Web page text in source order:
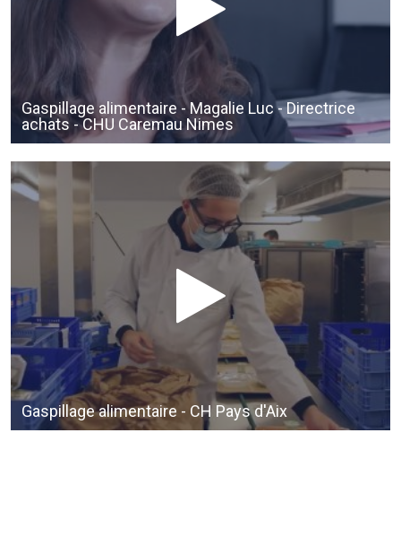
Gaspillage alimentaire - Magalie Luc - Directrice
achats - CHU Caremau Nimes
Gaspillage alimentaire - CH Pays d'Aix